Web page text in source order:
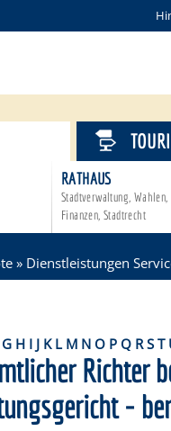
RATHAUS
Stadtverwaltung, Wahlen,
Finanzen, Stadtrecht
» Dienstleistungen
G H I J K L M N O P Q R S T
Richter
-